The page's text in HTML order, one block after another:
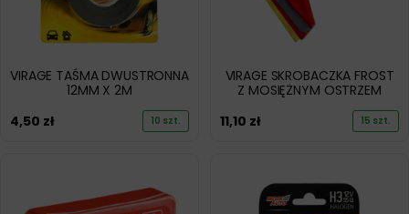
VIRAGE TAŚMA DWUSTRONNA
12MM X 2M
4,50 zł 10 szt.
VIRAGE SKROBACZKA FROST
Z MOSIĘŻNYM OSTRZEM
11,10 zł 15 szt.